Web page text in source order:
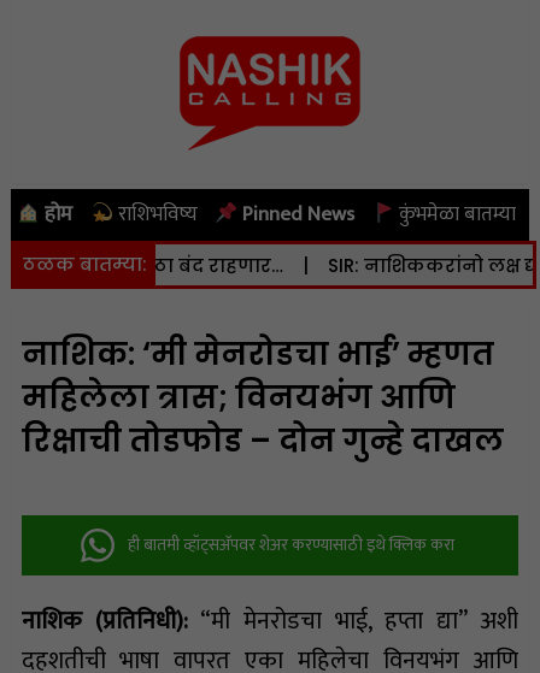
होम राशिभविष्य Pinned News कुंभमेळा बातम्या
ठळक बातम्या:
वीजपुरवठा बंद राहणार… | SIR: नाशिककरांनो लक्ष द्या…
नाशिक: ‘मी मेनरोडचा भाई’ म्हणत
महिलेला त्रास; विनयभंग आणि
रिक्षाची तोडफोड – दोन गुन्हे दाखल
ही बातमी व्हॉट्सअ‍ॅपवर शेअर करण्यासाठी इथे क्लिक करा
नाशिक (प्रतिनिधी):“मी मेनरोडचा भाई, हप्ता द्या” अशी
दहशतीची भाषा वापरत एका महिलेचा विनयभंग आणि